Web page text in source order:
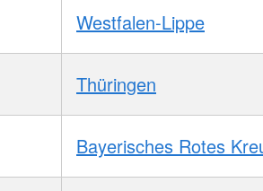
Westfalen-Lippe
Thüringen
Bayerisches Rotes